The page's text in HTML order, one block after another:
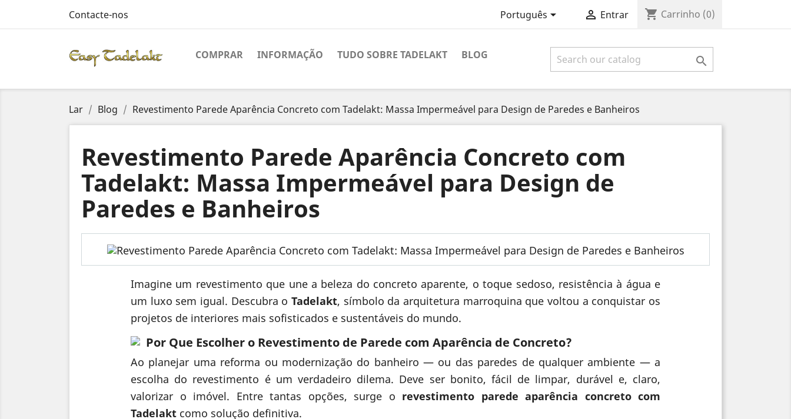
Contacte-nos Português  Entrar shopping_cart Carrinho (0)
COMPRAR INFORMAÇÃO TUDO SOBRE TADELAKT BLOG 
Lar Blog Revestimento Parede Aparência Concreto com Tadelakt: Massa Impermeável para Design de Paredes e Banheiros
Revestimento Parede Aparência Concreto com
Tadelakt: Massa Impermeável para Design de
Paredes e Banheiros
Imagine um revestimento que une a beleza do concreto aparente, o toque sedoso, resistência à água e
um luxo sem igual. Descubra o Tadelakt, símbolo da arquitetura marroquina que voltou a conquistar os
projetos de interiores mais sofisticados e sustentáveis do mundo.
Por Que Escolher o Revestimento de Parede com Aparência de Concreto?
Ao planejar uma reforma ou modernização do banheiro — ou das paredes de qualquer ambiente — a
escolha do revestimento é um verdadeiro dilema. Deve ser bonito, fácil de limpar, durável e, claro,
valorizar o imóvel. Entre tantas opções, surge o revestimento parede aparência concreto com
Tadelakt como solução definitiva.